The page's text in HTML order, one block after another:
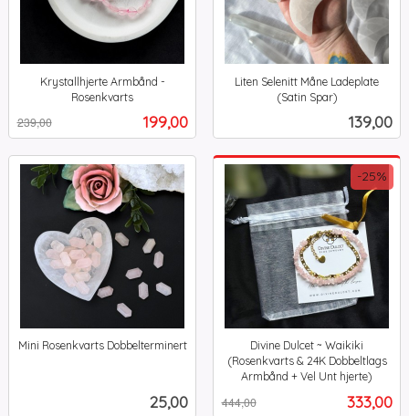
Krystallhjerte Armbånd -
Rosenkvarts
Tilbud
199,00
239,00
mva.
Liten Selenitt Måne Ladeplate
(Satin Spar)
Pris
139,00
Mini Rosenkvarts Dobbelterminert
Pris
25,00
Divine Dulcet ~ Waikiki
(Rosenkvarts & 24K Dobbeltlags
Armbånd + Vel Unt hjerte)
Tilbud
333,00
444,00
-25%
mva.